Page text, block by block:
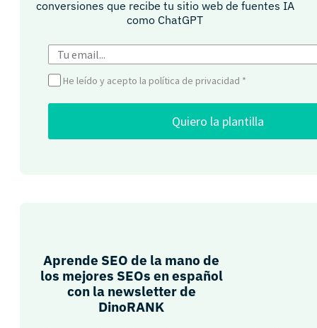
conversiones que recibe tu sitio web de fuentes IA
como ChatGPT​
He leído y acepto la política de privacidad *
Quiero la plantilla
Aprende SEO de la mano de
los mejores SEOs en español
con la newsletter de
DinoRANK